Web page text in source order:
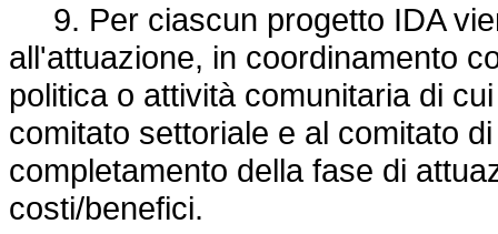
9. Per ciascun progetto IDA
all'attuazione, in coordinamento
politica o attività comunitaria di
comitato settoriale e al comitato
completamento della fase di
costi/benefici.